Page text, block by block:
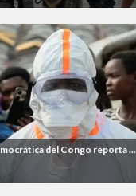
del Congo reporta ...